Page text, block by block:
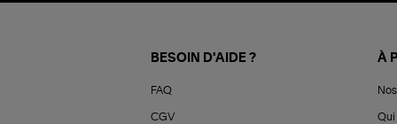
BESOIN D'AIDE ?
FAQ
CGV
À
Qui